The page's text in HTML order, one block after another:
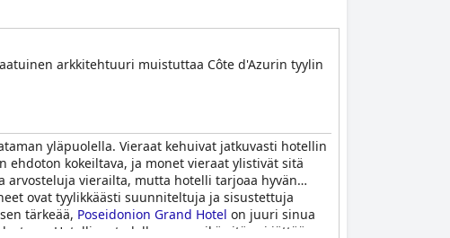
arkkitehtuuri muistuttaa Côte d'Azurin tyylin
yläpuolella. Vieraat kehuivat jatkuvasti hotellin
kokeiltava, ja monet vieraat ylistivät sitä
arvosteluja vierailta, mutta hotelli tarjoaa hyvän
ovat tyylikkäästi suunniteltuja ja sisustettuja
tärkeää, Poseidonion Grand Hotel on juuri sinua
Hotelli on todella upea, eikä sitä voi jättää